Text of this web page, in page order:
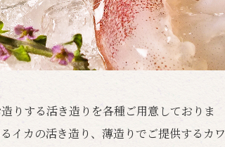
りする活き造りを各種ご用意しておりま
イカの活き造り、薄造りでご提供するカワ